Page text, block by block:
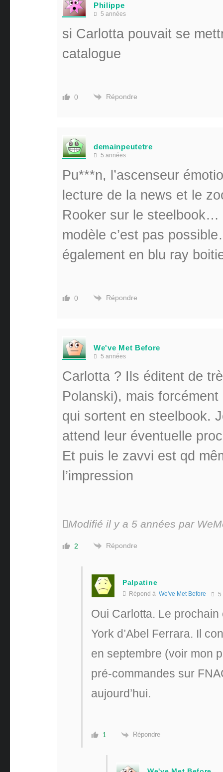
Philippe
5 années
si Carlotta pouvait se
catalogue
0 Répondre
demainpeutetre
5 années
Pu***n, l’ascenseur
lecture de la news et le
Rooker sur le steelbook…
modèle c’est pas
également en blu ray
0 Répondre
We've Met Before
5 années
Carlotta ? Ils éditent de
Polanski), mais
qui sortent en steelbook.
attend leur éventuelle
Et puis le zavvi est qd
l’impression
Modifié il y a 5 années par
2 Répondre
Palpatine
Répond à We've Met Before 5
Oui Carlotta. Le
York d’Abel Ferrara. Il
en septembre (voir mon
pré-commandes sur
aujourd’hui.
1 Répondre